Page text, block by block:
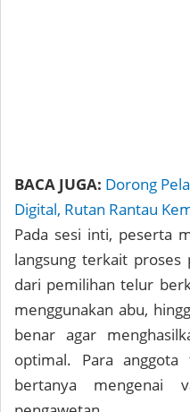
BACA JUGA: Dorong
Digital, Rutan Rantau
Pada sesi inti, peserta
langsung terkait
dari pemilihan telur
menggunakan abu,
benar agar
optimal. Para
bertanya mengenai